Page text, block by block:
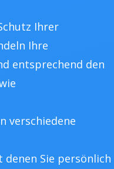
Ihrer
Ihre
entsprechend den
verschiedene
denen Sie persönlich